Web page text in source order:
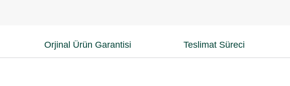
Orjinal Ürün Garantisi Teslimat Süreci